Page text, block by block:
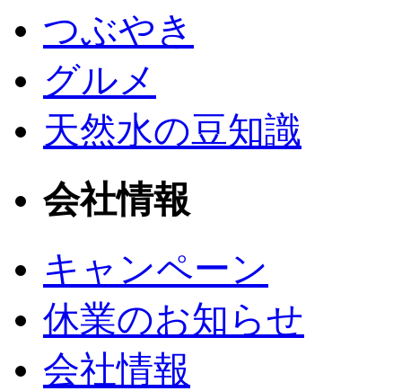
つぶやき
グルメ
天然水の豆知識
会社情報
キャンペーン
休業のお知らせ
会社情報